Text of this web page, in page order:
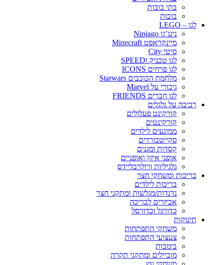
בתי בובות
בובות
לגו – LEGO
נינג’גו Ninjago
מיינקראפט Minecraft
סיטי City
לגו טכניק וSPEED
לגו פרחים ICONS
מלחמת הכוכבים Starwars
גיבורי על Marvel
לגו חברים FRIENDS
רכיבה על גלגלים
קורקינט פעלולים
קורקינטים
ממונעים לילדים
סקייטבורדים
קסדות ומגנים
אופני איזון ואופניים
גלגיליות ורולרבליידס
בריכות ומשחקי חצר
בריכות לילדים
נדנדות/מגלשות ומתקני חצר
אביזרים לבריכה
כדורגל וכדורסל
תינוקות
משחקי התפתחות
צעצועי התפתחות
בימבות
מוביילים ומתקני תקרה